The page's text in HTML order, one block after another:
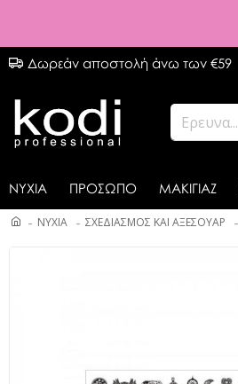
Δωρεάν αποστολή άνω των €59
ΝΥΧΙΑ ΠΡΟΣΩΠΟ ΜΑΚΙΓΙΑΖ
ΝΥΧΙΑ ΣΧΕΔΙΑΣΜΟΣ ΚΑΙ ΑΞΕΣΟΥΑΡ